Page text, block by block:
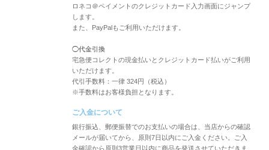
ロネコ＠ペイメントのクレジットカード入力画面にジャンプ
します。
また、PayPalもご利用いただけます。
◯代金引換
宅急便コレクトの現金払いとクレジットカード払いがご利用
いただけます。
代引手数料：一律 324円（税込）
※手数料はお客様負担となります。
ご入金について
銀行振込、郵便振替でのお支払いの場合は、当店からの確認
メールが届いてから、原則7日以内にご入金ください。ご入
金確認から原則3営業日以内に商品を発送させていただきま